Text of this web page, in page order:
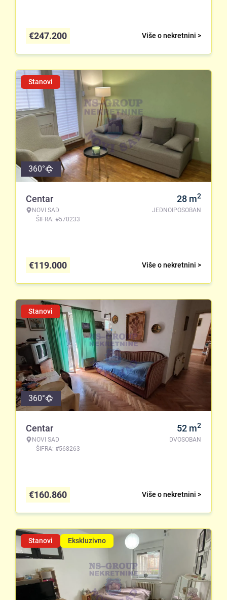
Više o nekretnini >
€247.200
Stanovi
360°
Centar
NOVI SAD
ŠIFRA: #570233
28 m2
JEDNOIPOSOBAN
Više o nekretnini >
€119.000
Stanovi
360°
Centar
NOVI SAD
ŠIFRA: #568263
52 m2
DVOSOBAN
Više o nekretnini >
€160.860
Stanovi Ekskluzivno